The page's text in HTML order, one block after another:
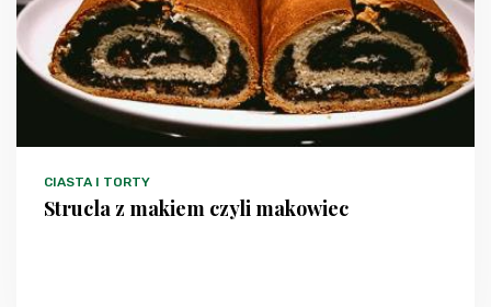
CIASTA I TORTY
Strucla z makiem czyli makowiec